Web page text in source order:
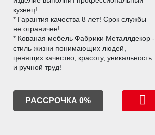
кузнец!
* Гарантия качества 8 лет! Срок службы
не ограничен!
* Кованая мебель Фабрики Металлдекор -
стиль жизни понимающих людей,
ценящих качество, красоту, уникальность
и ручной труд!
РАССРОЧКА 0%